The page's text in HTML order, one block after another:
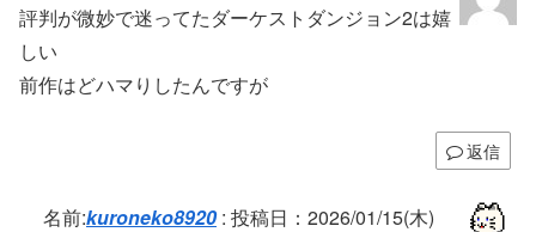
評判が微妙で迷ってたダーケストダンジョン2は嬉
しい
前作はどハマりしたんですが
返信
名前:kuroneko8920: 投稿日：2026/01/15(木)